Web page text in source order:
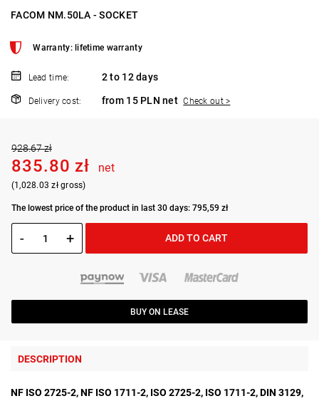
FACOM NM.50LA - SOCKET
Warranty: lifetime warranty
Lead time: 2 to 12 days
Delivery cost: from 15 PLN net Check out >
928.67 zł
835.80 zł net
(1,028.03 zł gross)
The lowest price of the product in last 30 days: 795,59 zł
- + ADD TO CART
BUY ON LEASE
DESCRIPTION
NF ISO 2725-2, NF ISO 1711-2, ISO 2725-2, ISO 1711-2, DIN 3129,